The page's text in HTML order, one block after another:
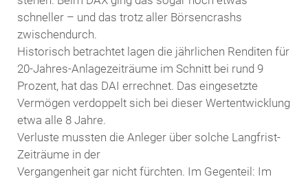
schneller – und das trotz aller Börsencrashs
zwischendurch.
Historisch betrachtet lagen die jährlichen Renditen für
20-Jahres-Anlagezeiträume im Schnitt bei rund 9
Prozent, hat das DAI errechnet. Das eingesetzte
Vermögen verdoppelt sich bei dieser Wertentwicklung
etwa alle 8 Jahre.
Verluste mussten die Anleger über solche Langfrist-
Zeiträume in der
Vergangenheit gar nicht fürchten. Im Gegenteil: Im